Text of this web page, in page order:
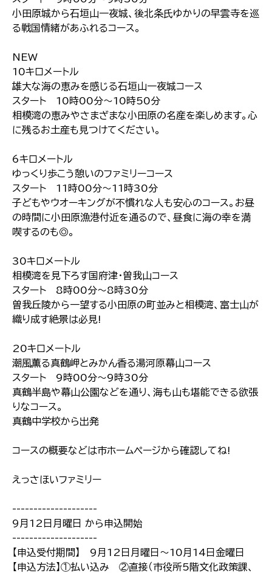
小田原城から石垣山一夜城、後北条氏ゆかりの早雲寺を巡
る戦国情緒があふれるコース。
NEW
10キロメートル
雄大な海の恵みを感じる石垣山一夜城コース
スタート 10時00分～10時50分
相模湾の恵みやさまざまな小田原の名産を楽しめます。心
に残るお土産も見つけてください。
6キロメートル
ゆっくり歩こう憩いのファミリーコース
スタート 11時00分～11時30分
子どもやウオーキングが不慣れな人も安心のコース。お昼
の時間に小田原漁港付近を通るので、昼食に海の幸を満
喫するのも◎。
30キロメートル
相模湾を見下ろす国府津・曽我山コース
スタート 8時00分～8時30分
曽我丘陵から一望する小田原の町並みと相模湾、富士山が
織り成す絶景は必見!
20キロメートル
潮風薫る真鶴岬とみかん香る湯河原幕山コース
スタート 9時00分～9時30分
真鶴半島や幕山公園などを通り、海も山も堪能できる欲張
りなコース。
真鶴中学校から出発
コースの概要などは市ホームページから確認してね!
えっさほいファミリー
--------------------
9月12日月曜日 から申込開始
--------------------
【申込受付期間】 9月12日月曜日～10月14日金曜日
【申込方法】①払い込み ②直接（市役所5階文化政策課、